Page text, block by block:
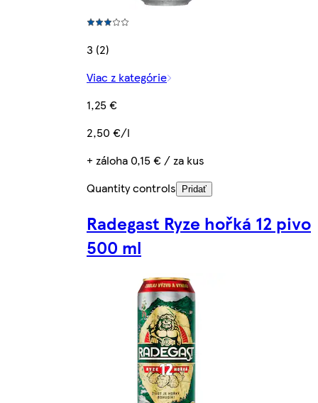
3 (2)
Viac z kategórie
1,25 €
2,50 €/l
+ záloha 0,15 € / za kus
Quantity controls
Pridať
Radegast Ryze hořká 12 pivo
500 ml